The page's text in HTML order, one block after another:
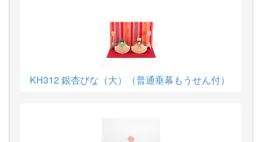
KH312 銀杏びな（大）（普通垂幕もうせん付）